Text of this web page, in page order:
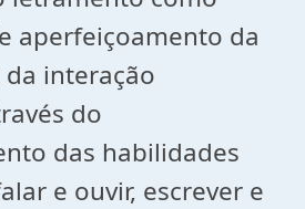
aperfeiçoamento da
interação
do
das habilidades
e ouvir, escrever e